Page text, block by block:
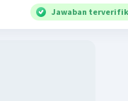
Jawaban